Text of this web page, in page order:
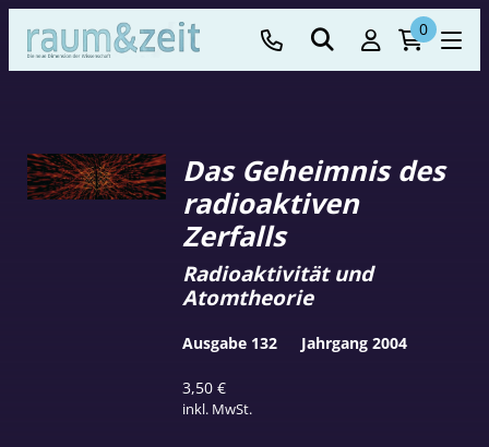
0
Das Geheimnis des
radioaktiven
Zerfalls
3,50€
inkl. MwSt.
Radioaktivität und
Atomtheorie
Ausgabe 132 Jahrgang 2004